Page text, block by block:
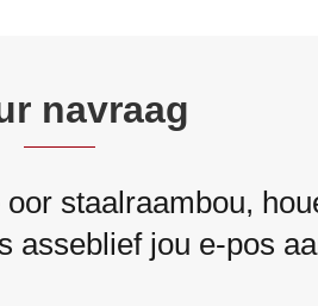
navraag
staalraambou,
asseblief jou e-pos